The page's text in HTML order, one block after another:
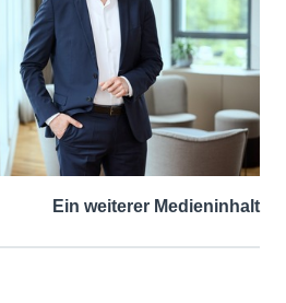
Ein weiterer Medieninhalt